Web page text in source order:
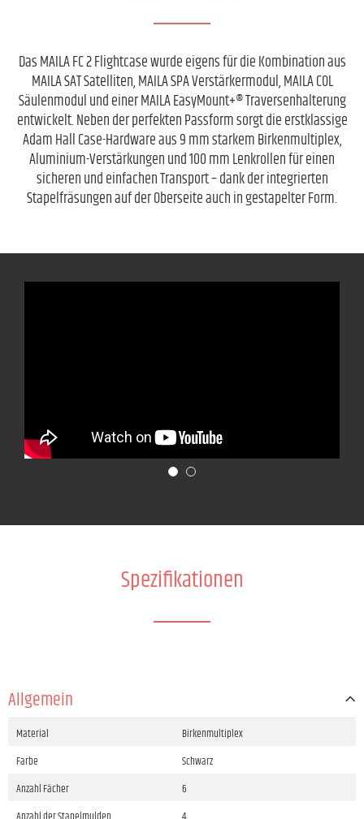
Das MAILA FC 2 Flightcase wurde eigens für die Kombination aus
MAILA SAT Satelliten, MAILA SPA Verstärkermodul, MAILA COL
Säulenmodul und einer MAILA EasyMount+® Traversenhalterung
entwickelt. Neben der perfekten Passform sorgt die erstklassige
Adam Hall Case-Hardware aus 9 mm starkem Birkenmultiplex,
Aluminium-Verstärkungen und 100 mm Lenkrollen für einen
sicheren und einfachen Transport – dank der integrierten
Stapelfräsungen auf der Oberseite auch in gestapelter Form.
Spezifikationen
Allgemein
Material
Birkenmultiplex
Farbe
Schwarz
Anzahl Fächer
6